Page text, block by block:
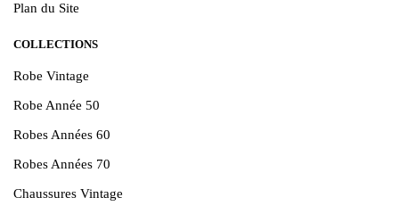
Plan du Site
COLLECTIONS
Robe Vintage
Robe Année 50
Robes Années 60
Robes Années 70
Chaussures Vintage